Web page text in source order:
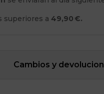
superiores a 49,90 €.
Cambios y